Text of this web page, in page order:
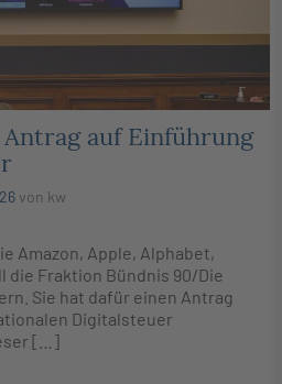
auf Einführung
von kw
Amazon, Apple, Alphabet,
die Fraktion Bündnis 90/Die
Sie hat dafür einen Antrag
Digitalsteuer
[…]